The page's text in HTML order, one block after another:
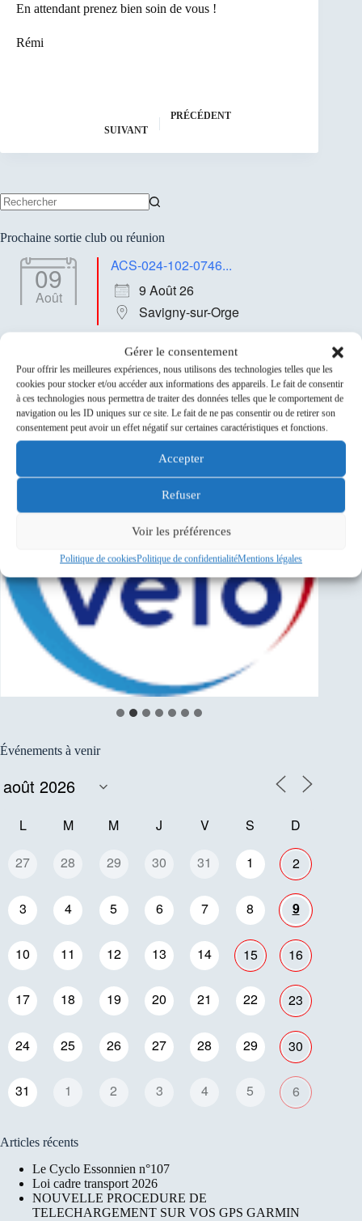
Gérer le consentement
Pour offrir les meilleures expériences, nous utilisons des technologies telles que les
cookies pour stocker et/ou accéder aux informations des appareils. Le fait de consentir
à ces technologies nous permettra de traiter des données telles que le comportement de
navigation ou les ID uniques sur ce site. Le fait de ne pas consentir ou de retirer son
consentement peut avoir un effet négatif sur certaines caractéristiques et fonctions.
Accepter
Refuser
Voir les préférences
Politique de cookiesPolitique de confidentialitéMentions légales
En attendant prenez bien soin de vous !
Rémi
PRÉCÉDENT
SUIVANT
résultat
Prochaine sortie club ou réunion
09
Août
ACS-024-102-0746...
9 Août 26
Savigny-sur-Orge
Événements à venir
L M M J V S D
27 28 29 30 31 1 2
3 4 5 6 7 8 9
10 11 12 13 14 15 16
17 18 19 20 21 22 23
24 25 26 27 28 29 30
31 1 2 3 4 5 6
Articles récents
Le Cyclo Essonnien n°107
Loi cadre transport 2026
NOUVELLE PROCEDURE DE
TELECHARGEMENT SUR VOS GPS GARMIN